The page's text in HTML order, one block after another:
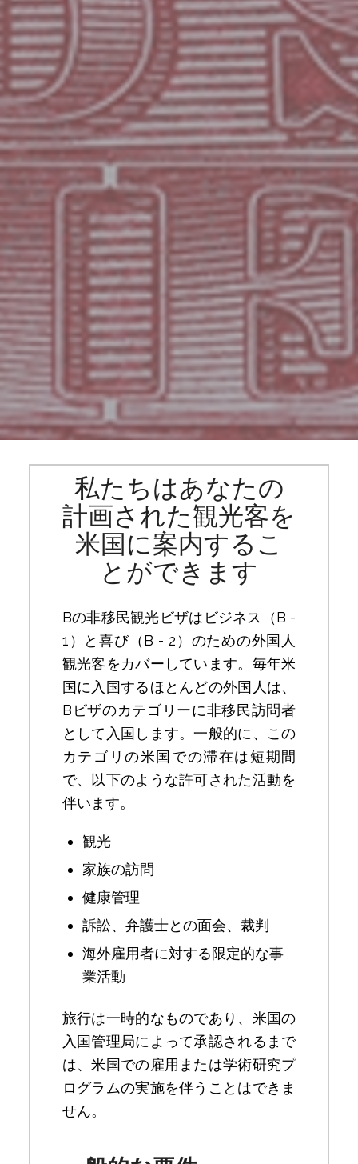
私たちはあなたの
計画された観光客を
米国に案内するこ
とができます
Bの非移民観光ビザはビジネス（B -
1）と喜び（B - 2）のための外国人
観光客をカバーしています。毎年米
国に入国するほとんどの外国人は、
Bビザのカテゴリーに非移民訪問者
として入国します。一般的に、この
カテゴリの米国での滞在は短期間
で、以下のような許可された活動を
伴います。
観光
家族の訪問
健康管理
訴訟、弁護士との面会、裁判
海外雇用者に対する限定的な事
業活動
旅行は一時的なものであり、米国の
入国管理局によって承認されるまで
は、米国での雇用または学術研究プ
ログラムの実施を伴うことはできま
せん。